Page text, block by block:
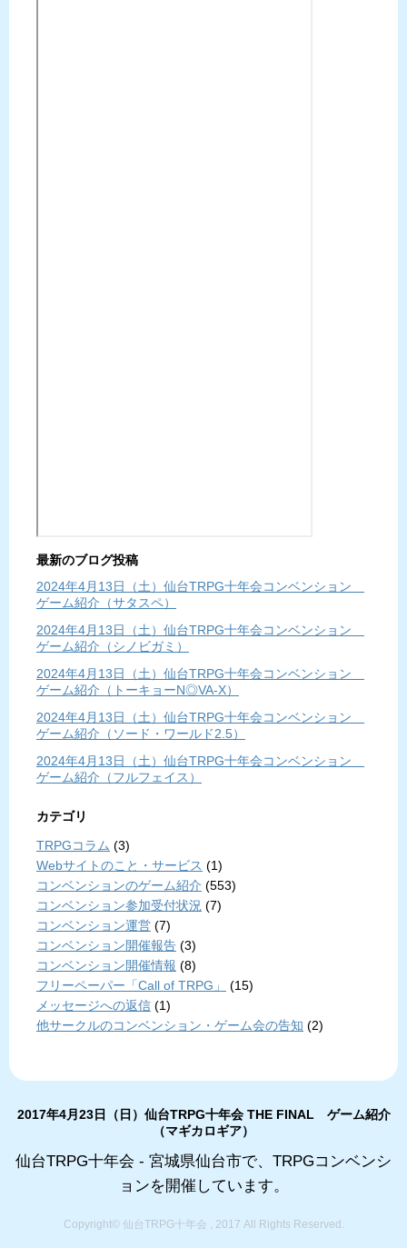
最新のブログ投稿
2024年4月13日（土）仙台TRPG十年会コンベンション
ゲーム紹介（サタスペ）
2024年4月13日（土）仙台TRPG十年会コンベンション
ゲーム紹介（シノビガミ）
2024年4月13日（土）仙台TRPG十年会コンベンション
ゲーム紹介（トーキョーN◎VA-X）
2024年4月13日（土）仙台TRPG十年会コンベンション
ゲーム紹介（ソード・ワールド2.5）
2024年4月13日（土）仙台TRPG十年会コンベンション
ゲーム紹介（フルフェイス）
カテゴリ
TRPGコラム (3)
Webサイトのこと・サービス (1)
コンベンションのゲーム紹介 (553)
コンベンション参加受付状況 (7)
コンベンション運営 (7)
コンベンション開催報告 (3)
コンベンション開催情報 (8)
フリーペーパー「Call of TRPG」
(15)
メッセージへの返信 (1)
他サークルのコンベンション・ゲーム会の告知 (2)
2017年4月23日（日）仙台TRPG十年会 THE FINAL ゲーム紹介
（マギカロギア）
仙台TRPG十年会 - 宮城県仙台市で、TRPGコンベンシ
ョンを開催しています。
Copyright© 仙台TRPG十年会 , 2017 All Rights Reserved.